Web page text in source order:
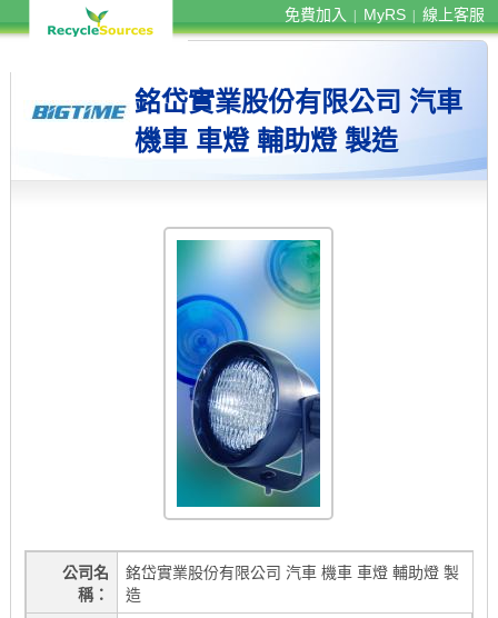
免費加入 MyRS 線上客服
銘岱實業股份有限公司 汽車
機車 車燈 輔助燈 製造
公司名
稱
銘岱實業股份有限公司 汽車 機車 車燈 輔助燈 製
造